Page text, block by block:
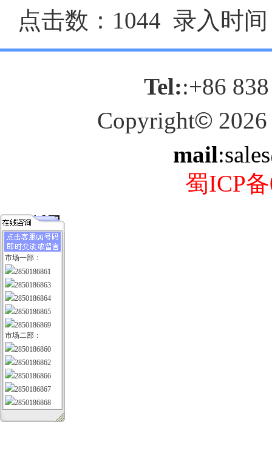
点击数：1044 录入时
Tel::+86
Copyright© 2026
mail
蜀ICP
市场一部：
2850186861
2850186863
2850186864
2850186865
2850186869
市场二部：
2850186860
2850186862
2850186866
2850186867
2850186868